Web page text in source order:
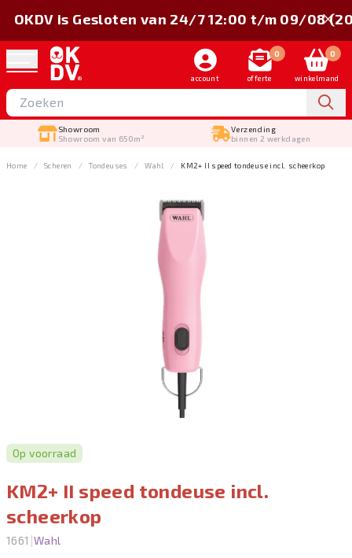
account
0
offerte
0
winkelmand
Showroom
Showroom van 650m²
Verzending
binnen 2 werkdagen
OKDV is Gesloten van 24/7 12:00 t/m 09/08
Home Scheren Tondeuses Wahl KM2+ II speed tondeuse incl. scheerkop
Op voorraad
KM2+ II speed tondeuse incl.
scheerkop
1661 |Wahl